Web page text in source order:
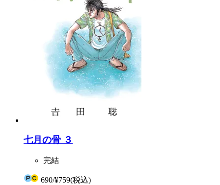
七月の骨 ３
完結
690/¥759(税込)